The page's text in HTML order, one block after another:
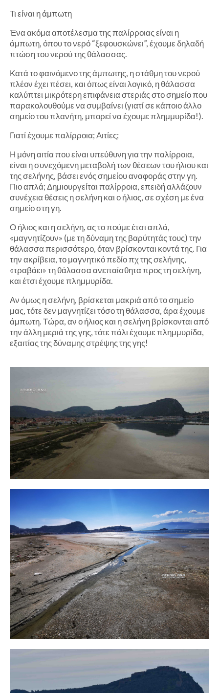
Τι είναι η άμπωτη
Ένα ακόμα αποτέλεσμα της παλίρροιας είναι η
άμπωτη, όπου το νερό “ξεφουσκώνει”, έχουμε δηλαδή
πτώση του νερού της θάλασσας.
Κατά το φαινόμενο της άμπωτης, η στάθμη του νερού
πλέον έχει πέσει, και όπως είναι λογικό, η θάλασσα
καλύπτει μικρότερη επιφάνεια στεριάς στο σημείο που
παρακολουθούμε να συμβαίνει (γιατί σε κάποιο άλλο
σημείο του πλανήτη, μπορεί να έχουμε πλημμυρίδα!).
Γιατί έχουμε παλίρροια; Αιτίες;
Η μόνη αιτία που είναι υπεύθυνη για την παλίρροια,
είναι η συνεχόμενη μεταβολή των θέσεων του ήλιου και
της σελήνης, βάσει ενός σημείου αναφοράς στην γη.
Πιο απλά; Δημιουργείται παλίρροια, επειδή αλλάζουν
συνέχεια θέσεις η σελήνη και ο ήλιος, σε σχέση με ένα
σημείο στη γη.
Ο ήλιος και η σελήνη, ας το πούμε έτσι απλά,
«μαγνητίζουν» (με τη δύναμη της βαρύτητάς τους) την
θάλασσα περισσότερο, όταν βρίσκονται κοντά της. Για
την ακρίβεια, το μαγνητικό πεδίο πχ της σελήνης,
«τραβάει» τη θάλασσα ανεπαίσθητα προς τη σελήνη,
και έτσι έχουμε πλημμυρίδα.
Αν όμως η σελήνη, βρίσκεται μακριά από το σημείο
μας, τότε δεν μαγνητίζει τόσο τη θάλασσα, άρα έχουμε
άμπωτη. Τώρα, αν ο ήλιος και η σελήνη βρίσκονται από
την άλλη μεριά της γης, τότε πάλι έχουμε πλημμυρίδα,
εξαιτίας της δύναμης στρέψης της γης!